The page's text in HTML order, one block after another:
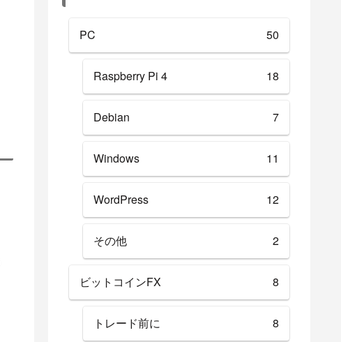
PC 50
Raspberry Pi 4 18
Debian 7
Windows 11
WordPress 12
その他 2
ビットコインFX 8
トレード前に 8